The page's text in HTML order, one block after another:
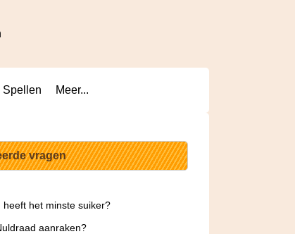
Spellen Meer...
vragen
heeft het minste suiker?
aanraken?